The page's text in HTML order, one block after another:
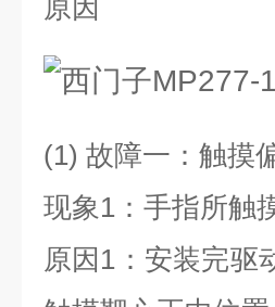
原因
(1) 故障一：触摸
现象1 ：手指所触
原因 1 ：安装完